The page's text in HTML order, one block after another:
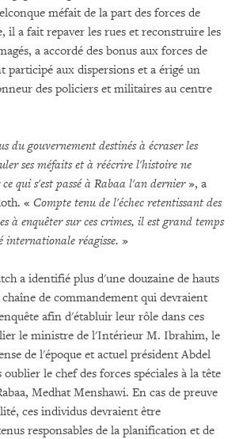
méfait de la part des forces de
il a fait repaver les rues et reconstruire les
a accordé des bonus aux forces de
participé aux dispersions et a érigé un
des policiers et militaires au centre
du gouvernement destinés à écraser les
ses méfaits et à réécrire l'histoire ne
qui s'est passé à Rabaa l'an dernier», a
« Compte tenu de l'échec retentissant des
à enquêter sur ces crimes, il est grand temps
internationale réagisse. »
a identifié plus d'une douzaine de hauts
chaîne de commandement qui devraient
afin d'établuir leur rôle dans ces
le ministre de l'Intérieur M. Ibrahim, le
de l'époque et actuel président Abdel
oublier le chef des forces spéciales à la tête
Medhat Menshawi. En cas de preuve
ces individus devraient être
responsables de la planification et de